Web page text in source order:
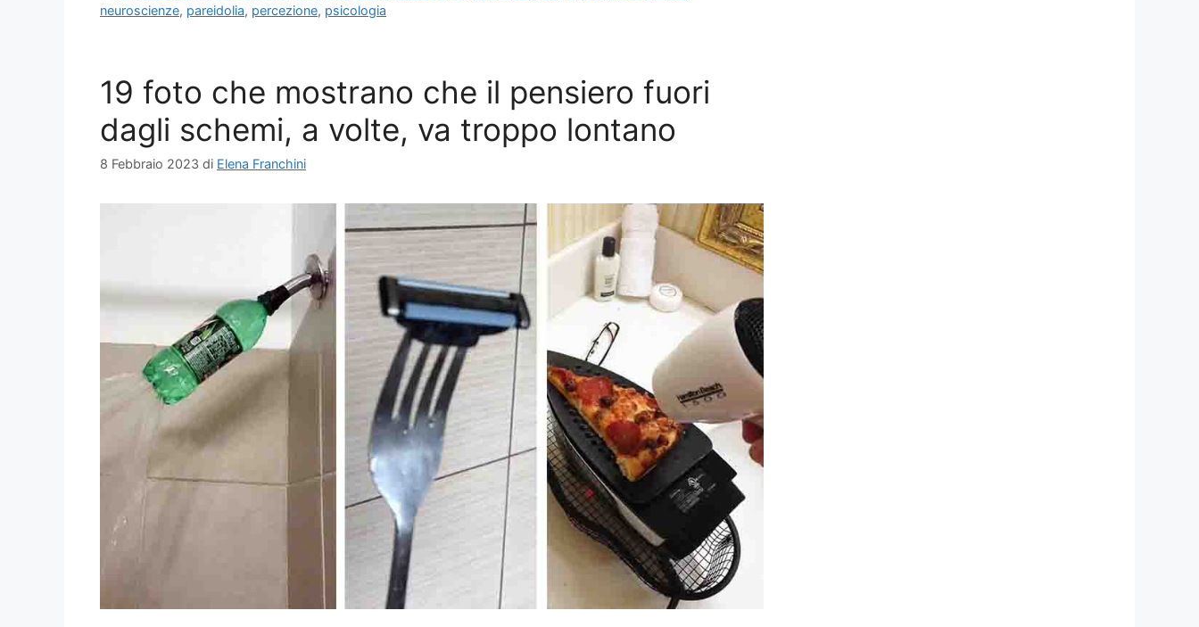
neuroscienze, pareidolia, percezione, psicologia
19 foto che mostrano che il pensiero fuori
dagli schemi, a volte, va troppo lontano
8 Febbraio 2023 di Elena Franchini